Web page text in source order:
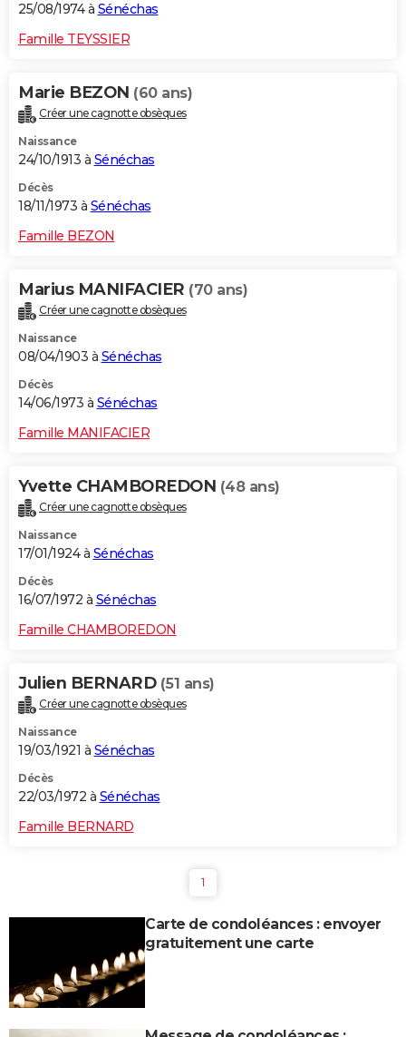
25/08/1974 à Sénéchas
Famille TEYSSIER
Marie BEZON (60 ans)
Créer une cagnotte obsèques
Naissance
24/10/1913 à Sénéchas
Décès
18/11/1973 à Sénéchas
Famille BEZON
Marius MANIFACIER (70 ans)
Créer une cagnotte obsèques
Naissance
08/04/1903 à Sénéchas
Décès
14/06/1973 à Sénéchas
Famille MANIFACIER
Yvette CHAMBOREDON (48 ans)
Créer une cagnotte obsèques
Naissance
17/01/1924 à Sénéchas
Décès
16/07/1972 à Sénéchas
Famille CHAMBOREDON
Julien BERNARD (51 ans)
Créer une cagnotte obsèques
Naissance
19/03/1921 à Sénéchas
Décès
22/03/1972 à Sénéchas
Famille BERNARD
1
Carte de condoléances : envoyer
gratuitement une carte